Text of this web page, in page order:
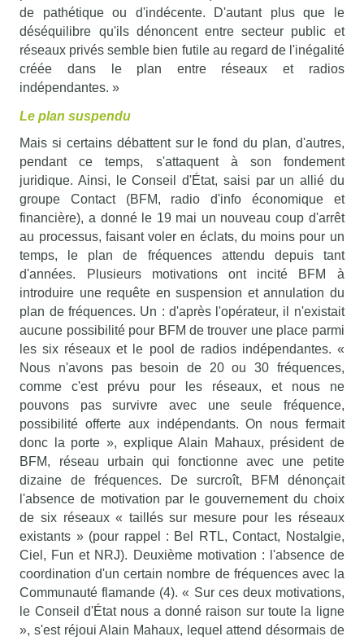
de pathétique ou d'indécente. D'autant plus que le
déséquilibre qu'ils dénoncent entre secteur public et
réseaux privés semble bien futile au regard de l'inégalité
créée dans le plan entre réseaux et radios
indépendantes. »
Le plan suspendu
Mais si certains débattent sur le fond du plan, d'autres,
pendant ce temps, s'attaquent à son fondement
juridique. Ainsi, le Conseil d'État, saisi par un allié du
groupe Contact (BFM, radio d'info économique et
financière), a donné le 19 mai un nouveau coup d'arrêt
au processus, faisant voler en éclats, du moins pour un
temps, le plan de fréquences attendu depuis tant
d'années. Plusieurs motivations ont incité BFM à
introduire une requête en suspension et annulation du
plan de fréquences. Un : d'après l'opérateur, il n'existait
aucune possibilité pour BFM de trouver une place parmi
les six réseaux et le pool de radios indépendantes. «
Nous n'avons pas besoin de 20 ou 30 fréquences,
comme c'est prévu pour les réseaux, et nous ne
pouvons pas survivre avec une seule fréquence,
possibilité offerte aux indépendants. On nous fermait
donc la porte », explique Alain Mahaux, président de
BFM, réseau urbain qui fonctionne avec une petite
dizaine de fréquences. De surcroît, BFM dénonçait
l'absence de motivation par le gouvernement du choix
de six réseaux « taillés sur mesure pour les réseaux
existants » (pour rappel : Bel RTL, Contact, Nostalgie,
Ciel, Fun et NRJ). Deuxième motivation : l'absence de
coordination d'un certain nombre de fréquences avec la
Communauté flamande (4). « Sur ces deux motivations,
le Conseil d'État nous a donné raison sur toute la ligne
», s'est réjoui Alain Mahaux, lequel attend désormais de